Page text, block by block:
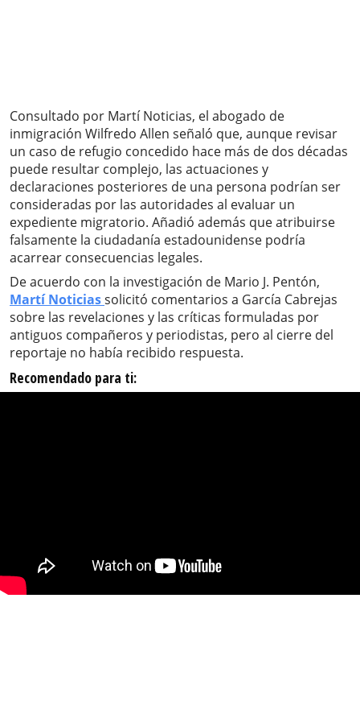
Consultado por Martí Noticias, el abogado de
inmigración Wilfredo Allen señaló que, aunque revisar
un caso de refugio concedido hace más de dos décadas
puede resultar complejo, las actuaciones y
declaraciones posteriores de una persona podrían ser
consideradas por las autoridades al evaluar un
expediente migratorio. Añadió además que atribuirse
falsamente la ciudadanía estadounidense podría
acarrear consecuencias legales.
De acuerdo con la investigación de Mario J. Pentón,
Martí Noticiassolicitó comentarios a García Cabrejas
sobre las revelaciones y las críticas formuladas por
antiguos compañeros y periodistas, pero al cierre del
reportaje no había recibido respuesta.
Recomendado para ti: